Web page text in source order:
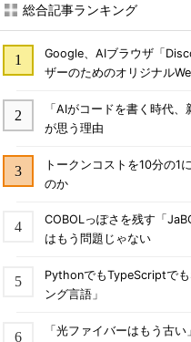
総合記事ランキング
Google、AIブラウザ「
ザーのためのオリジナル
「AIがコードを書く時代
が思う理由
トークンコストを10分の
のか
COBOLっぽさを残す「
はもう問題じゃない
PythonでもTypeScriptで
ング言語」
「光ファイバーはもう古